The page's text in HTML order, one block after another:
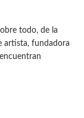
todo, de la
artista, fundadora